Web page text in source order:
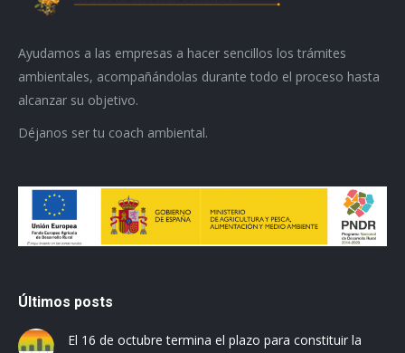
Ayudamos a las empresas a hacer sencillos los trámites
ambientales, acompañándolas durante todo el proceso hasta
alcanzar su objetivo.
Déjanos ser tu coach ambiental.
Últimos posts
El 16 de octubre termina el plazo para constituir la